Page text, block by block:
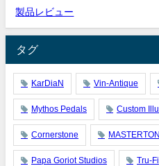
製品レビュー
タグ
KarDiaN Vin-Antique
Mythos Pedals Custom
Cornerstone
Papa Goriot Studios Tru-Fi